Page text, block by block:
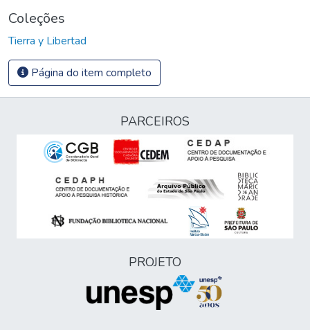
Coleções
Tierra y Libertad
Página do item completo
PARCEIROS
PROJETO